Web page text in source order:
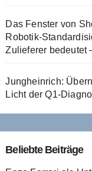
Das Fenster von
Robotik-
Zulieferer bedeutet
Jungheinrich:
Licht der Q1-
Beliebte Beiträge